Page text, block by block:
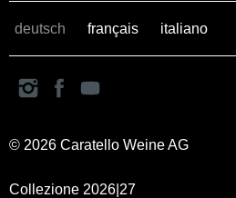
deutsch français italiano
© 2026 Caratello Weine AG
Collezione 2026|27